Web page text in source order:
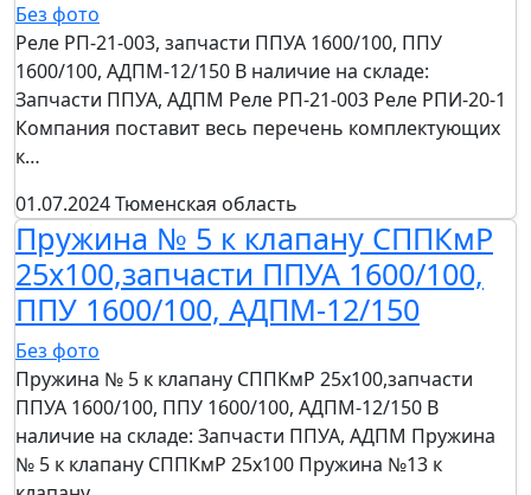
Без фото
Реле РП-21-003, запчасти ППУА 1600/100, ППУ
1600/100, АДПМ-12/150 В наличие на складе:
Запчасти ППУА, АДПМ Реле РП-21-003 Реле РПИ-20-1
Компания поставит весь перечень комплектующих
к…
01.07.2024Тюменская область
Пружина № 5 к клапану СППКмР
25х100,запчасти ППУА 1600/100,
ППУ 1600/100, АДПМ-12/150
Без фото
Пружина № 5 к клапану СППКмР 25х100,запчасти
ППУА 1600/100, ППУ 1600/100, АДПМ-12/150 В
наличие на складе: Запчасти ППУА, АДПМ Пружина
№ 5 к клапану СППКмР 25х100 Пружина №13 к